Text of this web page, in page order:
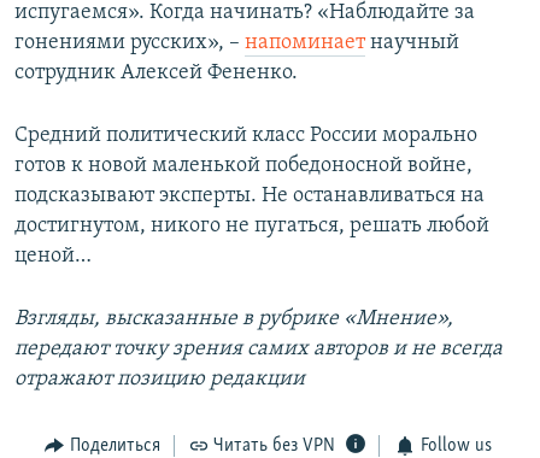
испугаемся». Когда начинать? «Наблюдайте за
гонениями русских», – напоминаетнаучный
сотрудник Алексей Фененко.
Средний политический класс России морально
готов к новой маленькой победоносной войне,
подсказывают эксперты. Не останавливаться на
достигнутом, никого не пугаться, решать любой
ценой…
Взгляды, высказанные в рубрике «Мнение»,
передают точку зрения самих авторов и не всегда
отражают позицию редакции
Поделиться Читать без VPN Follow us